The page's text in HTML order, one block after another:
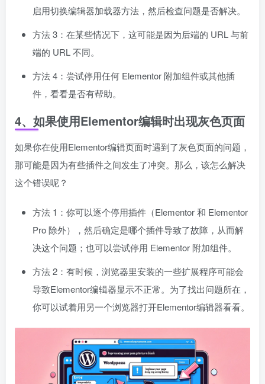
启用切换编辑器加载器方法，然后检查问题是否解决。
方法 3：在某些情况下，这可能是因为后端的 URL 与前
端的 URL 不同。
方法 4：尝试停用任何 Elementor 附加组件或其他插
件，看看是否有帮助。
4、如果使用Elementor编辑时出现灰色页面
如果你在使用Elementor编辑页面时遇到了灰色页面的问题，
那可能是因为有些插件之间发生了冲突。那么，该怎么解决
这个错误呢？
方法 1：你可以逐个停用插件（Elementor 和 Elementor
Pro 除外），然后确定是哪个插件导致了故障，从而解
决这个问题；也可以尝试停用 Elementor 附加组件。
方法 2：有时候，浏览器里安装的一些扩展程序可能会
导致Elementor编辑器显示不正常。为了找出问题所在，
你可以试着用另一个浏览器打开Elementor编辑器看看。